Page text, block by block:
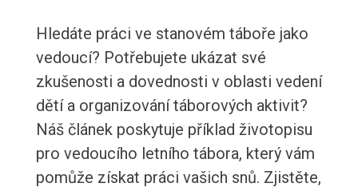
Hledáte práci ve stanovém táboře jako
vedoucí? Potřebujete ukázat své
zkušenosti a dovednosti v oblasti vedení
dětí a organizování táborových aktivit?
Náš článek poskytuje příklad životopisu
pro vedoucího letního tábora, který vám
pomůže získat práci vašich snů. Zjistěte,